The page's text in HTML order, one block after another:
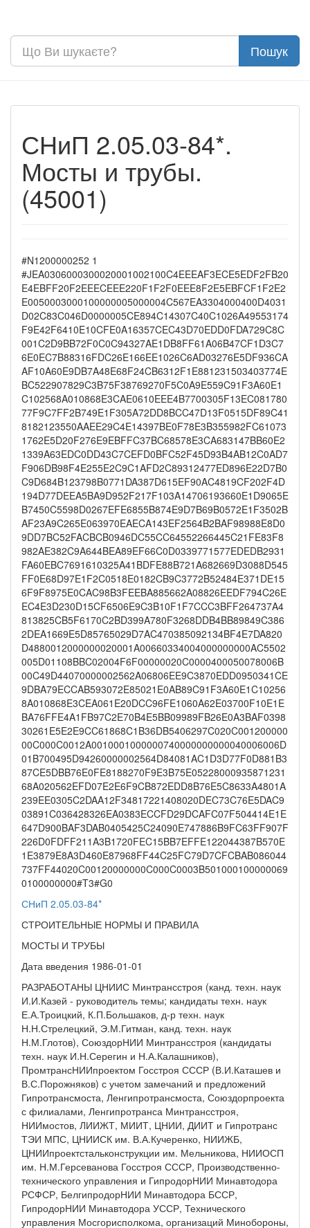
СНиП 2.05.03-84*.
Мосты и трубы.
(45001)
#N1200000252 1
#JEA0306000300020001002100C4EEEAF3ECE5EDF2FB20
E4EBFF20F2EEECEEE220F1F2F0EEE8F2E5EBFCF1F2E2
E0050003000100000005000004C567EA3304000400D4031
D02C83C046D0000005CE894C14307C40C1026A49553174
F9E42F6410E10CFE0A16357CEC43D70EDD0FDA729C8C
001C2D9BB72F0C0C94327AE1DB8FF61A06B47CF1D3C7
6E0EC7B88316FDC26E166EE1026C6AD03276E5DF936CA
AF10A60E9DB7A48E68F24CB6312F1E881231503403774E
BC522907829C3B75F38769270F5C0A9E559C91F3A60E1
C102568A010868E3CAE0610EEE4B7700305F13EC081780
77F9C7FF2B749E1F305A72DD8BCC47D13F0515DF89C41
8182123550AAEE29C4E14397BE0F78E3B355982FC61073
1762E5D20F276E9EBFFC37BC68578E3CA683147BB60E2
1339A63EDC0DD43C7CEFD0BFC52F45D93B4AB12C0AD7
F906DB98F4E255E2C9C1AFD2C89312477ED896E22D7B0
C9D684B123798B0771DA387D615EF90AC4819CF202F4D
194D77DEEA5BA9D952F217F103A14706193660E1D9065E
B7450C5598D0267EFE6855B874E9D7B69B0572E1F3502B
AF23A9C265E063970EAECA143EF2564B2BAF98988E8D0
9DD7BC52FACBCB0946DC55CC64552266445C21FE83F8
982AE382C9A644BEA89EF66C0D0339771577EDEDB2931
FA60EBC7691610325A41BDFE88B721A682669D3088D545
FF0E68D97E1F2C0518E0182CB9C3772B52484E371DE15
6F9F8975E0CAC98B3FEEBA885662A08826EEDF794C26E
EC4E3D230D15CF6506E9C3B10F1F7CCC3BFF264737A4
813825CB5F6170C2BD399A780F3268DDB4BB89849C386
2DEA1669E5D85765029D7AC470385092134BF4E7DA820
D4880012000000020001A00660334004000000000AC5502
005D01108BBC02004F6F00000020C0000400050078006B
00C49D44070000002562A06806EE9C3870EDD0950341CE
9DBA79ECCAB593072E85021E0AB89C91F3A60E1C10256
8A010868E3CEA061E20DCC96FE1060A62E03700F10E1E
BA76FFE4A1FB97C2E70B4E5BB09989FB26E0A3BAF0398
30261E5E2E9CC61868C1B36DB5406297C020C001200000
00C000C0012A0010001000000740000000000040006006D
01B700495D94260000002564D84081AC1D3D77F0D881B3
87CE5DBB76E0FE8188270F9E3B75E05228000935871231
68A020562EFD07E2E6F9CB872EDD8B76E5C8633A4801A
239EE0305C2DAA12F34817221408020DEC73C76E5DAC9
03891C036428326EA0383ECCFD29DCAFC07F504414E1E
647D900BAF3DAB0405425C24090E747886B9FC63FF907F
226D0FDFF211A3B1720FEC15BB7EFFE122044387B570E
1E3879E8A3D460E87968FF44C25FC79D7CFCBAB086044
737FF44020C00120000000C000C0003B501000100000069
0100000000#T3#G0
СНиП 2.05.03-84*
СТРОИТЕЛЬНЫЕ НОРМЫ И ПРАВИЛА
МОСТЫ И ТРУБЫ
Дата введения 1986-01-01
РАЗРАБОТАНЫ ЦНИИС Минтрансстроя (канд. техн. наук
И.И.Казей - руководитель темы; кандидаты техн. наук
Е.А.Троицкий, К.П.Большаков, д-р техн. наук
Н.Н.Стрелецкий, Э.М.Гитман, канд. техн. наук
Н.М.Глотов), СоюздорНИИ Минтрансстроя (кандидаты
техн. наук И.Н.Серегин и Н.А.Калашников),
ПромтрансНИИпроектом Госстроя СССР (В.И.Каташев и
В.С.Порожняков) с учетом замечаний и предложений
Гипротрансмоста, Ленгипротрансмоста, Союздорпроекта
с филиалами, Ленгипротранса Минтрансстроя,
НИИмостов, ЛИИЖТ, МИИТ, ЦНИИ, ДИИТ и Гипротранс
ТЭИ МПС, ЦНИИСК им. В.А.Кучеренко, НИИЖБ,
ЦНИИпроектстальконструкции им. Мельникова, НИИОСП
им. Н.М.Герсеванова Госстроя СССР, Производственно-
технического управления и ГипродорНИИ Минавтодора
РСФСР, БелгипродорНИИ Минавтодора БССР,
ГипродорНИИ Минавтодора УССР, Технического
управления Мосгорисполкома, организаций Минобороны,